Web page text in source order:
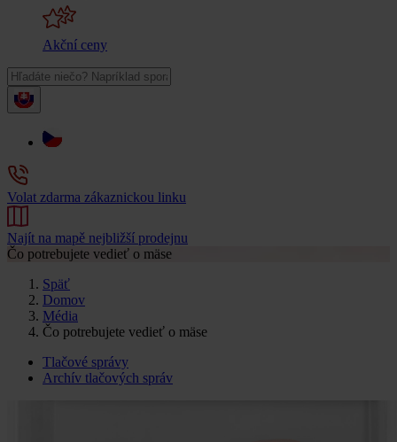
Akční ceny
Volat zdarma zákaznickou linku
Najít na mapě nejbližší prodejnu
Čo potrebujete vedieť o mäse
Späť
Domov
Média
Čo potrebujete vedieť o mäse
Tlačové správy
Archív tlačových správ